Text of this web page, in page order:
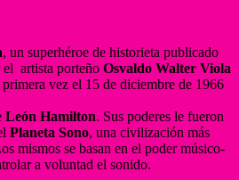
, un superhéroe de historieta publicado
el artista porteño Osvaldo Walter Viola
vez el 15 de diciembre de 1966
León Hamilton. Sus poderes le fueron
Planeta Sono, una civilización más
mismos se basan en el poder músico-
a voluntad el sonido.